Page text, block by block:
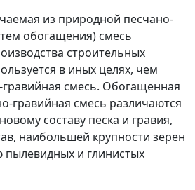
из природной песчано-
обогащения) смесь
строительных
в иных целях, чем
смесь. Обогащенная
гравийная смесь различаются
составу песка и гравия,
наибольшей крупности зерен
пылевидных и глинистых